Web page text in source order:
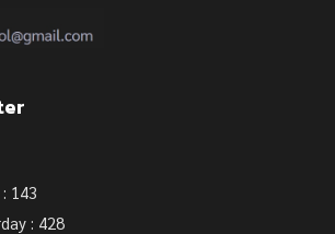
143
: 428